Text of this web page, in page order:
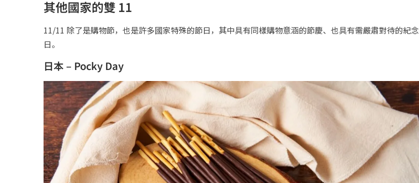
其他國家的雙 11
11/11 除了是購物節，也是許多國家特殊的節日，其中具有同樣購物意涵的節慶、也具有需嚴肅對待的紀念
日。
日本 – Pocky Day